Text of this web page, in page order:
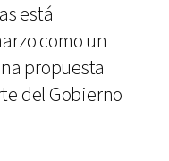
está
como un
propuesta
del Gobierno